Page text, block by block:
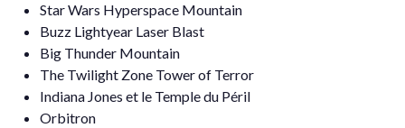
Star Wars Hyperspace Mountain
Buzz Lightyear Laser Blast
Big Thunder Mountain
The Twilight Zone Tower of Terror
Indiana Jones et le Temple du Péril​
Orbitron